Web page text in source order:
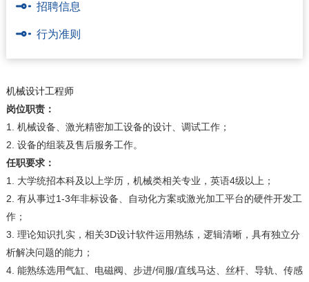
招聘信息
行为准则
机械设计工程师
岗位职责：
1
机械设备、激光精密加工设备的设计、调试工作；
2 设备的组装及售后服务工作。
任职要求：
1
大学统招本科及以上学历，机械类相关专业，英语4级以上；
2 有从事过1-3年非标设备、自动化方案或激光加工平台的硬件开发工
作；
3 理论知识扎实，相关3D设计软件运用熟练，逻辑清晰，具有独立分
析解决问题的能力；
4. 能熟练选用气缸、电磁阀、步进/伺服/直线马达、丝杆、导轨、传感